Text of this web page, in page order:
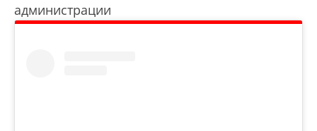
администрации